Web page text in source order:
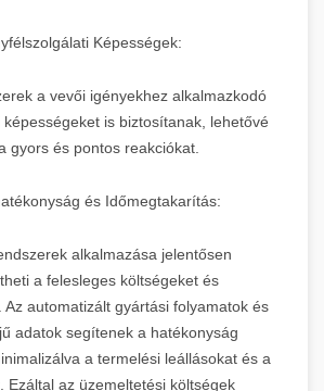
Képességek:
a vevői igényekhez alkalmazkodó
képességeket is biztosítanak, lehetővé
gyors és pontos reakciókat.
és Időmegtakarítás:
alkalmazása jelentősen
a felesleges költségeket és
Az automatizált gyártási folyamatok és
adatok segítenek a hatékonyság
a termelési leállásokat és a
Ezáltal az üzemeltetési költségek